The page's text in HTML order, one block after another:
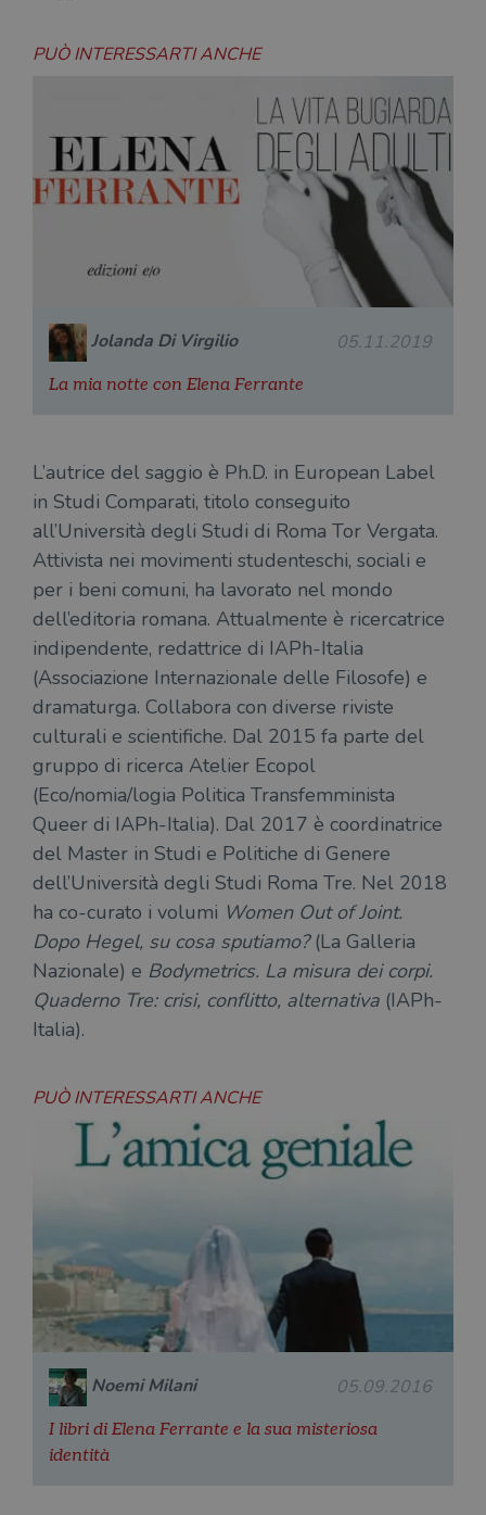
PUÒ INTERESSARTI ANCHE
Jolanda Di Virgilio 05.11.2019
La mia notte con Elena Ferrante
L’autrice del saggio è Ph.D. in European Label
in Studi Comparati, titolo conseguito
all’Università degli Studi di Roma Tor Vergata.
Attivista nei movimenti studenteschi, sociali e
per i beni comuni, ha lavorato nel mondo
dell’editoria romana. Attualmente è ricercatrice
indipendente, redattrice di IAPh-Italia
(Associazione Internazionale delle Filosofe) e
dramaturga. Collabora con diverse riviste
culturali e scientifiche. Dal 2015 fa parte del
gruppo di ricerca Atelier Ecopol
(Eco/nomia/logia Politica Transfemminista
Queer di IAPh-Italia). Dal 2017 è coordinatrice
del Master in Studi e Politiche di Genere
dell’Università degli Studi Roma Tre. Nel 2018
ha co-curato i volumi Women Out of Joint.
Dopo Hegel, su cosa sputiamo?(La Galleria
Nazionale) e Bodymetrics. La misura dei corpi.
Quaderno Tre: crisi, conflitto, alternativa (IAPh-
Italia).
PUÒ INTERESSARTI ANCHE
Noemi Milani 05.09.2016
I libri di Elena Ferrante e la sua misteriosa
identità